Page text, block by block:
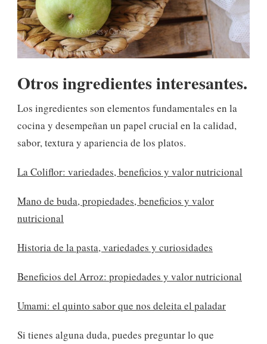
Otros ingredientes interesantes.
Los ingredientes son elementos fundamentales en la
cocina y desempeñan un papel crucial en la calidad,
sabor, textura y apariencia de los platos.
La Coliflor: variedades, beneficios y valor nutricional
Mano de buda, propiedades, beneficios y valor
nutricional
Historia de la pasta, variedades y curiosidades
Beneficios del Arroz: propiedades y valor nutricional
Umami: el quinto sabor que nos deleita el paladar
Si tienes alguna duda, puedes preguntar lo que